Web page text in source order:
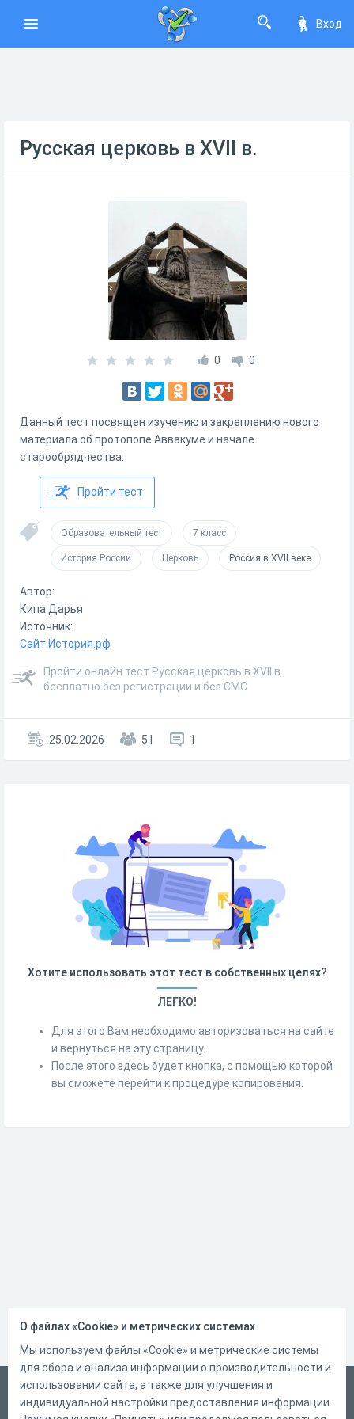
Вход
Русская церковь в XVII в.
0 0
Данный тест посвящен изучению и закреплению нового
материала об протопопе Аввакуме и начале
старообрядчества.
Пройти тест
Образовательный тест 7 класс
История России Церковь Россия в XVII веке
Автор:
Кипа Дарья
Источник:
Сайт История.рф
Пройти онлайн тест Русская церковь в XVII в.
бесплатно без регистрации и без СМС
25.02.2026 51 1
Хотите использовать этот тест в собственных целях?
ЛЕГКО!
Для этого Вам необходимо авторизоваться на сайте
и вернуться на эту страницу.
После этого здесь будет кнопка, с помощью которой
вы сможете перейти к процедуре копирования.
Русский
Справка
О файлах «Cookie» и метрических системах
Мы используем файлы «Cookie» и метрические системы
для сбора и анализа информации о производительности и
использовании сайта, а также для улучшения и
индивидуальной настройки предоставления информации.